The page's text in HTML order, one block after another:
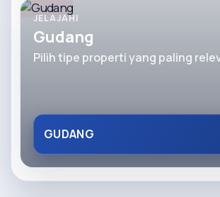
JELAJAHI
Gudang
Pilih tipe properti yang paling
GUDANG